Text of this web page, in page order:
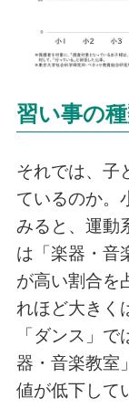
習い事の
それでは、子
ているのか。
みると、運動
は「楽器・音
が高い割合を
れほど大きく
「ダンス」
器・音楽教室
値が低下して